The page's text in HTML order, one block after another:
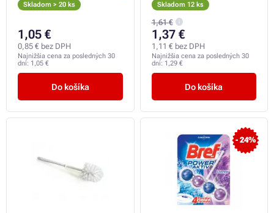
Skladom > 20 ks
1,05 €
0,85 € bez DPH
Najnižšia cena za posledných 30
dní: 1,05 €
Do košíka
Skladom 12 ks
1,61 €
1,37 €
1,11 € bez DPH
Najnižšia cena za posledných 30
dní: 1,29 €
Do košíka
- 24%